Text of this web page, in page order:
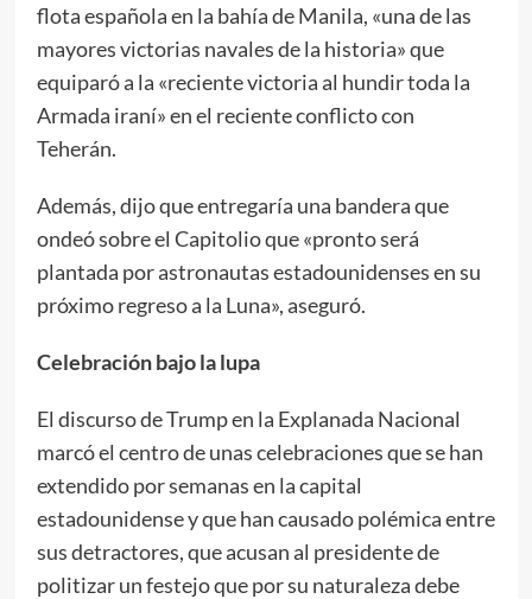
flota española en la bahía de Manila, «una de las
mayores victorias navales de la historia» que
equiparó a la «reciente victoria al hundir toda la
Armada iraní» en el reciente conflicto con
Teherán.
Además, dijo que entregaría una bandera que
ondeó sobre el Capitolio que «pronto será
plantada por astronautas estadounidenses en su
próximo regreso a la Luna», aseguró.
Celebración bajo la lupa
El discurso de Trump en la Explanada Nacional
marcó el centro de unas celebraciones que se han
extendido por semanas en la capital
estadounidense y que han causado polémica entre
sus detractores, que acusan al presidente de
politizar un festejo que por su naturaleza debe